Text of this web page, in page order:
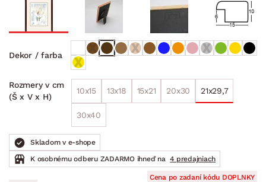
Dekor / farba
Rozmery v cm
(Š x V x H)
10x15 13x18 15x21 20x30 21x29,7
30x40
Skladom v e-shope
K osobnému odberu ZADARMO ihneď na 4 predajniach
Cena po zadaní kódu DOPLNKY